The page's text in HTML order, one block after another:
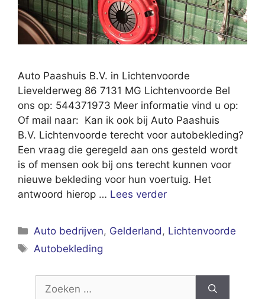
Auto Paashuis B.V. in Lichtenvoorde
Lievelderweg 86 7131 MG Lichtenvoorde Bel
ons op: 544371973 Meer informatie vind u op:
Of mail naar: Kan ik ook bij Auto Paashuis
B.V. Lichtenvoorde terecht voor autobekleding?
Een vraag die geregeld aan ons gesteld wordt
is of mensen ook bij ons terecht kunnen voor
nieuwe bekleding voor hun voertuig. Het
antwoord hierop … Lees verder
Categorieën
Auto bedrijven, Gelderland , Lichtenvoorde
Tags
Autobekleding
naar: